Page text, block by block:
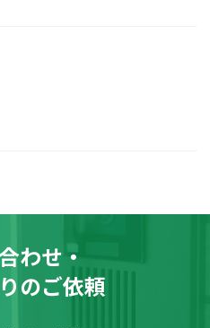
わせ・
のご依頼